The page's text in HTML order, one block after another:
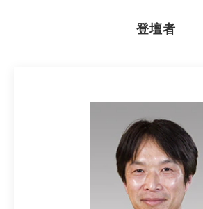
登壇者